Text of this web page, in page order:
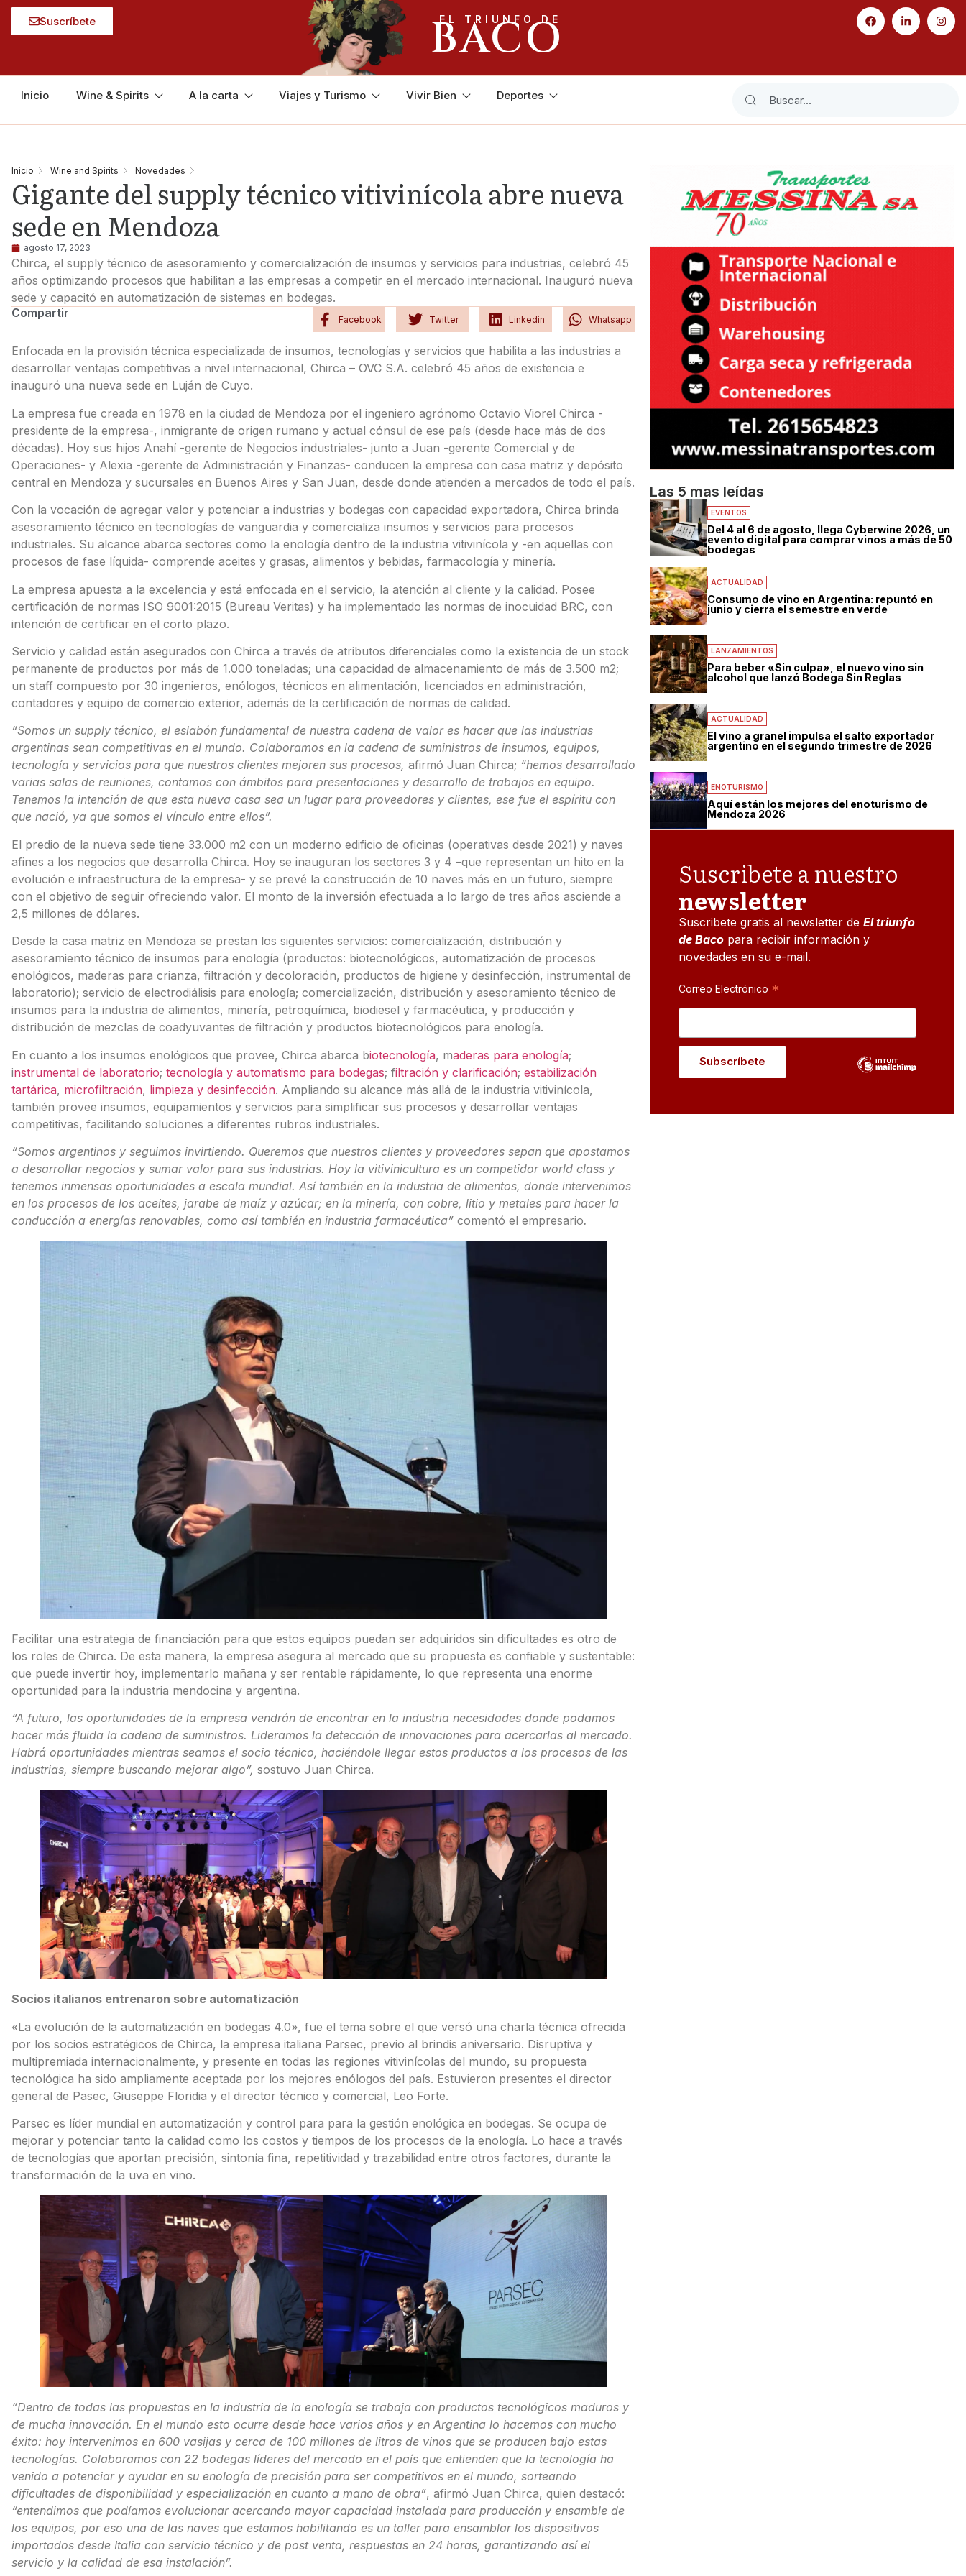
Suscríbete EL TRIUNFO DE
BACO
Inicio Wine & Spirits A la carta Viajes y Turismo Vivir Bien Deportes
Inicio Wine and Spirits Novedades
Gigante del supply técnico vitivinícola abre nueva
sede en Mendoza
agosto 17, 2023
Chirca, el supply técnico de asesoramiento y comercialización de insumos y servicios para industrias, celebró 45
años optimizando procesos que habilitan a las empresas a competir en el mercado internacional. Inauguró nueva
sede y capacitó en automatización de sistemas en bodegas.
Compartir
Facebook Twitter Linkedin Whatsapp
Enfocada en la provisión técnica especializada de insumos, tecnologías y servicios que habilita a las industrias a
desarrollar ventajas competitivas a nivel internacional, Chirca – OVC S.A. celebró 45 años de existencia e
inauguró una nueva sede en Luján de Cuyo.
La empresa fue creada en 1978 en la ciudad de Mendoza por el ingeniero agrónomo Octavio Viorel Chirca -
presidente de la empresa-, inmigrante de origen rumano y actual cónsul de ese país (desde hace más de dos
décadas). Hoy sus hijos Anahí -gerente de Negocios industriales- junto a Juan -gerente Comercial y de
Operaciones- y Alexia -gerente de Administración y Finanzas- conducen la empresa con casa matriz y depósito
central en Mendoza y sucursales en Buenos Aires y San Juan, desde donde atienden a mercados de todo el país.
Con la vocación de agregar valor y potenciar a industrias y bodegas con capacidad exportadora, Chirca brinda
asesoramiento técnico en tecnologías de vanguardia y comercializa insumos y servicios para procesos
industriales. Su alcance abarca sectores como la enología dentro de la industria vitivinícola y -en aquellas con
procesos de fase líquida- comprende aceites y grasas, alimentos y bebidas, farmacología y minería.
La empresa apuesta a la excelencia y está enfocada en el servicio, la atención al cliente y la calidad. Posee
certificación de normas ISO 9001:2015 (Bureau Veritas) y ha implementado las normas de inocuidad BRC, con
intención de certificar en el corto plazo.
Servicio y calidad están asegurados con Chirca a través de atributos diferenciales como la existencia de un stock
permanente de productos por más de 1.000 toneladas; una capacidad de almacenamiento de más de 3.500 m2;
un staff compuesto por 30 ingenieros, enólogos, técnicos en alimentación, licenciados en administración,
contadores y equipo de comercio exterior, además de la certificación de normas de calidad.
“Somos un supply técnico, el eslabón fundamental de nuestra cadena de valor es hacer que las industrias
argentinas sean competitivas en el mundo. Colaboramos en la cadena de suministros de insumos, equipos,
tecnología y servicios para que nuestros clientes mejoren sus procesos, afirmó Juan Chirca; “hemos desarrollado
varias salas de reuniones, contamos con ámbitos para presentaciones y desarrollo de trabajos en equipo.
Tenemos la intención de que esta nueva casa sea un lugar para proveedores y clientes, ese fue el espíritu con
que nació, ya que somos el vínculo entre ellos”.
El predio de la nueva sede tiene 33.000 m2 con un moderno edificio de oficinas (operativas desde 2021) y naves
afines a los negocios que desarrolla Chirca. Hoy se inauguran los sectores 3 y 4 –que representan un hito en la
evolución e infraestructura de la empresa- y se prevé la construcción de 10 naves más en un futuro, siempre
con el objetivo de seguir ofreciendo valor. El monto de la inversión efectuada a lo largo de tres años asciende a
2,5 millones de dólares.
Desde la casa matriz en Mendoza se prestan los siguientes servicios: comercialización, distribución y
asesoramiento técnico de insumos para enología (productos: biotecnológicos, automatización de procesos
enológicos, maderas para crianza, filtración y decoloración, productos de higiene y desinfección, instrumental de
laboratorio); servicio de electrodiálisis para enología; comercialización, distribución y asesoramiento técnico de
insumos para la industria de alimentos, minería, petroquímica, biodiesel y farmacéutica, y producción y
distribución de mezclas de coadyuvantes de filtración y productos biotecnológicos para enología.
En cuanto a los insumos enológicos que provee, Chirca abarca biotecnología, maderas para enología;
instrumental de laboratorio; tecnología y automatismo para bodegas; filtración y clarificación; estabilización
tartárica, microfiltración, limpieza y desinfección. Ampliando su alcance más allá de la industria vitivinícola,
también provee insumos, equipamientos y servicios para simplificar sus procesos y desarrollar ventajas
competitivas, facilitando soluciones a diferentes rubros industriales.
“Somos argentinos y seguimos invirtiendo. Queremos que nuestros clientes y proveedores sepan que apostamos
a desarrollar negocios y sumar valor para sus industrias. Hoy la vitivinicultura es un competidor world class y
tenemos inmensas oportunidades a escala mundial. Así también en la industria de alimentos, donde intervenimos
en los procesos de los aceites, jarabe de maíz y azúcar; en la minería, con cobre, litio y metales para hacer la
conducción a energías renovables, como así también en industria farmacéutica” comentó el empresario.
Facilitar una estrategia de financiación para que estos equipos puedan ser adquiridos sin dificultades es otro de
los roles de Chirca. De esta manera, la empresa asegura al mercado que su propuesta es confiable y sustentable:
que puede invertir hoy, implementarlo mañana y ser rentable rápidamente, lo que representa una enorme
oportunidad para la industria mendocina y argentina.
“A futuro, las oportunidades de la empresa vendrán de encontrar en la industria necesidades donde podamos
hacer más fluida la cadena de suministros. Lideramos la detección de innovaciones para acercarlas al mercado.
Habrá oportunidades mientras seamos el socio técnico, haciéndole llegar estos productos a los procesos de las
industrias, siempre buscando mejorar algo”, sostuvo Juan Chirca.
Socios italianos entrenaron sobre automatización
«La evolución de la automatización en bodegas 4.0», fue el tema sobre el que versó una charla técnica ofrecida
por los socios estratégicos de Chirca, la empresa italiana Parsec, previo al brindis aniversario. Disruptiva y
multipremiada internacionalmente, y presente en todas las regiones vitivinícolas del mundo, su propuesta
tecnológica ha sido ampliamente aceptada por los mejores enólogos del país. Estuvieron presentes el director
general de Pasec, Giuseppe Floridia y el director técnico y comercial, Leo Forte.
Parsec es líder mundial en automatización y control para para la gestión enológica en bodegas. Se ocupa de
mejorar y potenciar tanto la calidad como los costos y tiempos de los procesos de la enología. Lo hace a través
de tecnologías que aportan precisión, sintonía fina, repetitividad y trazabilidad entre otros factores, durante la
transformación de la uva en vino.
“Dentro de todas las propuestas en la industria de la enología se trabaja con productos tecnológicos maduros y
de mucha innovación. En el mundo esto ocurre desde hace varios años y en Argentina lo hacemos con mucho
éxito: hoy intervenimos en 600 vasijas y cerca de 100 millones de litros de vinos que se producen bajo estas
tecnologías. Colaboramos con 22 bodegas líderes del mercado en el país que entienden que la tecnología ha
venido a potenciar y ayudar en su enología de precisión para ser competitivos en el mundo, sorteando
dificultades de disponibilidad y especialización en cuanto a mano de obra”, afirmó Juan Chirca, quien destacó:
“entendimos que podíamos evolucionar acercando mayor capacidad instalada para producción y ensamble de
los equipos, por eso una de las naves que estamos habilitando es un taller para ensamblar los dispositivos
importados desde Italia con servicio técnico y de post venta, respuestas en 24 horas, garantizando así el
servicio y la calidad de esa instalación”.
Las 5 mas leídas
EVENTOS
Del 4 al 6 de agosto, llega Cyberwine 2026, un
evento digital para comprar vinos a más de 50
bodegas
ACTUALIDAD
Consumo de vino en Argentina: repuntó en
junio y cierra el semestre en verde
LANZAMIENTOS
Para beber «Sin culpa», el nuevo vino sin
alcohol que lanzó Bodega Sin Reglas
ACTUALIDAD
El vino a granel impulsa el salto exportador
argentino en el segundo trimestre de 2026
ENOTURISMO
Aquí están los mejores del enoturismo de
Mendoza 2026
Suscribete a nuestro
newsletter
Suscribete gratis al newsletter deEl triunfo
de Baco para recibir información y
novedades en su e-mail.
Correo Electrónico *